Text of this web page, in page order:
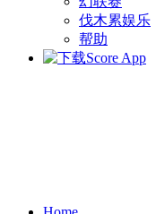
伐木累娱乐
帮助